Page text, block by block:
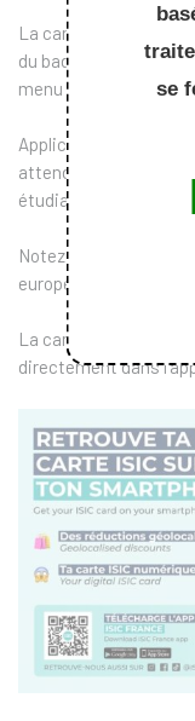
La carte ISIC
du badge (avant
menu "ISIC" dans IP
Application pratique :
attendre leur retour
étudiant.
Notez que
européenne.
La carte
directement dans
se